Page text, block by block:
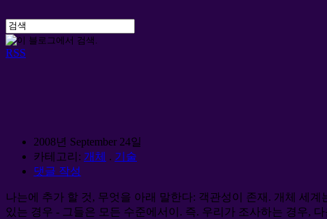
RSS
2008년 September 24일
카테고리: 개체 . 기술
댓글 작성
나는에 추가 할 것, 무엇을 아래 말한다: 객관성이 존재. 개체 세
있는 경우 - 그들은 모든 수준에서이. 즉. 우리가 조사하는 경우,